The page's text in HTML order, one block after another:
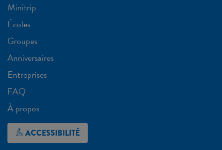
Minitrip
Écoles
Groupes
Anniversaires
Entreprises
FAQ
À propos
ACCESSIBILITÉ